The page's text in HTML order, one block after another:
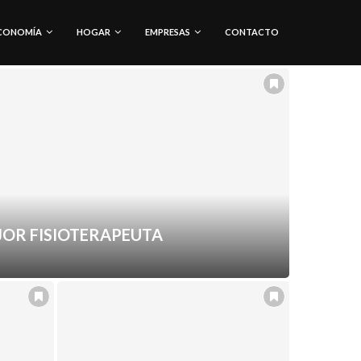
HOGAR EMPRESAS CONTACTO
FISIOTERAPEUTA